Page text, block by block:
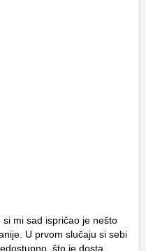
mi sad ispričao je nešto
U prvom slučaju si sebi
što je dosta